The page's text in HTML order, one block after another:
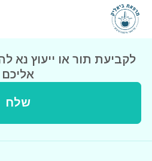
לקביעת תור או ייעוץ נא
אליכם
שלח